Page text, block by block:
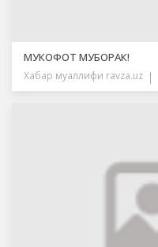
МУКОФОТ МУБОРАК!
Хабар муаллифи ravza.uz